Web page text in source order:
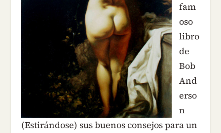
fam
oso
libro
de
Bob
And
erso
n
(Estirándose) sus buenos consejos para un